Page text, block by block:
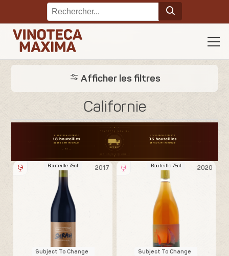
Afficher les filtres
Californie
2017
Bouteille 75cl
Subject To Change
2020
Bouteille 75cl
Subject To Change